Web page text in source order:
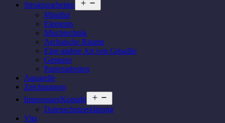
Strukturarbeiten
öffnen
Mindful
Elements
Mischtechnik
Archaische Räume
Eine andere Art von Grisaille
Gestures
Papierarbeiten
Aquarelle
Zeichnungen
Impressum/Kontakt
öffnen
Datenschutzerklärung
Vita